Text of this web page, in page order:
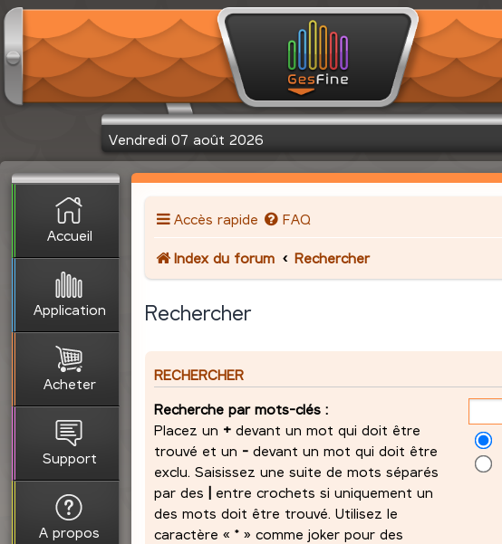
Vendredi 07 août 2026
Accueil
Application
Acheter
Support
A propos
Accès rapide FAQ
Index du forum Rechercher
Rechercher
RECHERCHER
Recherche par mots-clés :
Placez un + devant un mot qui doit être
trouvé et un - devant un mot qui doit être
exclu. Saisissez une suite de mots séparés
par des
entre crochets si uniquement un
des mots doit être trouvé. Utilisez le
caractère « * » comme joker pour des